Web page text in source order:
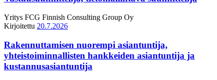
Yritys FCG Finnish Consulting Group Oy
Kirjoitettu 20.7.2026
Rakennuttamisen nuorempi asiantuntija,
yhteistoiminnallisten hankkeiden asiantuntija ja
kustannusasiantuntija